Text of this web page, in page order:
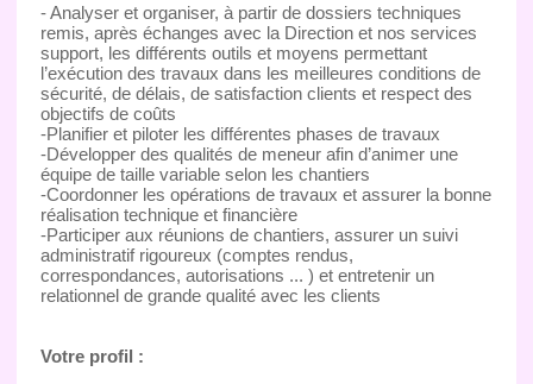
- Analyser et organiser, à partir de dossiers techniques
remis, après échanges avec la Direction et nos services
support, les différents outils et moyens permettant
l’exécution des travaux dans les meilleures conditions de
sécurité, de délais, de satisfaction clients et respect des
objectifs de coûts
-Planifier et piloter les différentes phases de travaux
-Développer des qualités de meneur afin d’animer une
équipe de taille variable selon les chantiers
-Coordonner les opérations de travaux et assurer la bonne
réalisation technique et financière
-Participer aux réunions de chantiers, assurer un suivi
administratif rigoureux (comptes rendus,
correspondances, autorisations ... ) et entretenir un
relationnel de grande qualité avec les clients
Votre profil :